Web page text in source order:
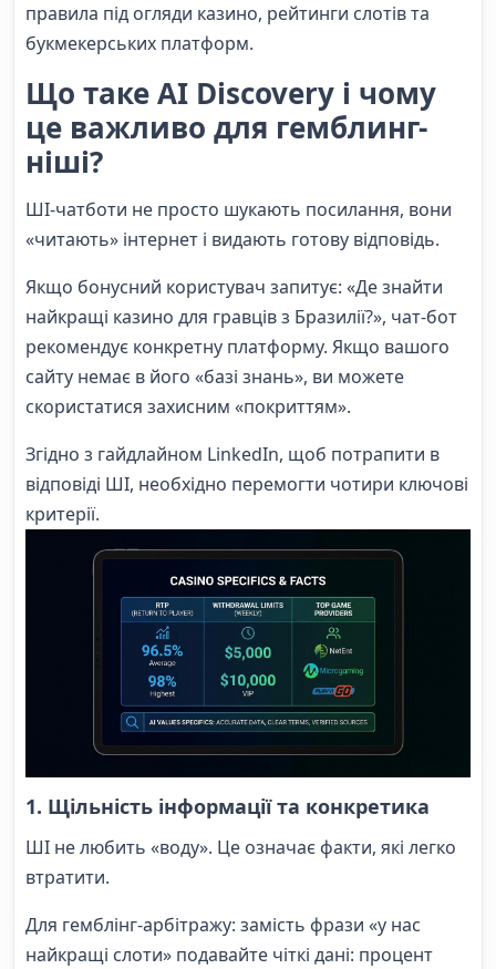
правила під огляди казино, рейтинги слотів та
букмекерських платформ.
Що таке AI Discovery і чому
це важливо для гемблинг-
ніші?
ШІ-чатботи не просто шукають посилання, вони
«читають» інтернет і видають готову відповідь.
Якщо бонусний користувач запитує: «Де знайти
найкращі казино для гравців з Бразилії?», чат-бот
рекомендує конкретну платформу. Якщо вашого
сайту немає в його «базі знань», ви можете
скористатися захисним «покриттям».
Згідно з гайдлайном LinkedIn, щоб потрапити в
відповіді ШІ, необхідно перемогти чотири ключові
критерії.
1. Щільність інформації та конкретика
ШІ не любить «воду». Це означає факти, які легко
втратити.
Для гемблінг-арбітражу: замість фрази «у нас
найкращі слоти» подавайте чіткі дані: процент